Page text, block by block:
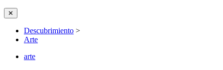
✕
Descubrimiento >
Arte
arte